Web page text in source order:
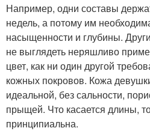
Например, одни составы
недель, а потому им
насыщенности и глубины.
не выглядеть неряшливо
цвет, как ни один другой
кожных покровов. Кожа
идеальной, без сальности,
прыщей. Что касается длины,
принципиальна.